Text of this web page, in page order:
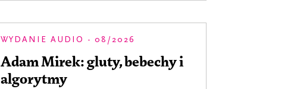
WYDANIE AUDIO - 08/2026
Adam Mirek: gluty, bebechy i
algorytmy